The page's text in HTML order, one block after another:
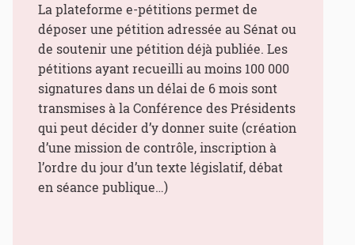
La plateforme e-pétitions permet de
déposer une pétition adressée au Sénat ou
de soutenir une pétition déjà publiée. Les
pétitions ayant recueilli au moins 100 000
signatures dans un délai de 6 mois sont
transmises à la Conférence des Présidents
qui peut décider d’y donner suite (création
d’une mission de contrôle, inscription à
l’ordre du jour d’un texte législatif, débat
en séance publique…)